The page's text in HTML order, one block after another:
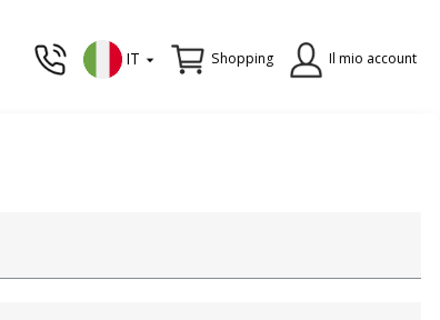
IT Shopping Il mio account